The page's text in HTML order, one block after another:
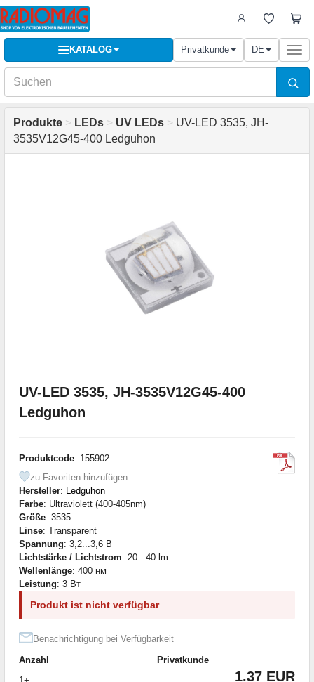
KATALOG Privatkunde DE
Produkte > LEDs > UV LEDs > UV-LED 3535, JH-
3535V12G45-400 Ledguhon
UV-LED 3535, JH-3535V12G45-400
Ledguhon
Produktcode: 155902
zu Favoriten hinzufügen
Hersteller: Ledguhon
Farbe: Ultraviolett (400-405nm)
Größe: 3535
Linse: Transparent
Spannung: 3,2...3,6 В
Lichtstärke / Lichtstrom: 20...40 lm
Wellenlänge: 400 нм
Leistung: 3 Вт
Produkt ist nicht verfügbar
Benachrichtigung bei Verfügbarkeit
Anzahl
Privatkunde
1.37 EUR